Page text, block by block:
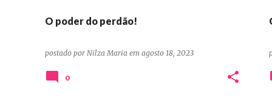
O poder do perdão!
postado por Nilza Maria em agosto 18, 2023
0